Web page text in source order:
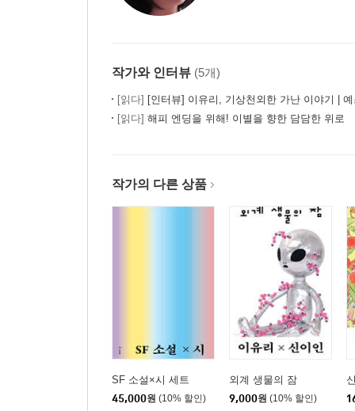
작가와 인터뷰 (5개)
[읽다] [인터뷰] 이유리, 기상천외한 가난 이야기 |
[읽다] 해피 엔딩을 위해! 이별을 향한 담담한 위로
작가의 다른 상품
SF 소설×시 세트
45,000원 (10% 할인)
외계 생물의 잠
9,000원 (10% 할인)